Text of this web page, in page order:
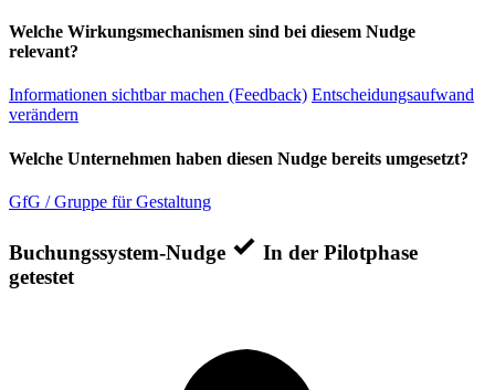
Welche Wirkungsmechanismen sind bei diesem Nudge
relevant?
Informationen sichtbar machen (Feedback) Entscheidungsaufwand
verändern
Welche Unternehmen haben diesen Nudge bereits umgesetzt?
GfG / Gruppe für Gestaltung
Buchungssystem-Nudge
In der Pilotphase
getestet